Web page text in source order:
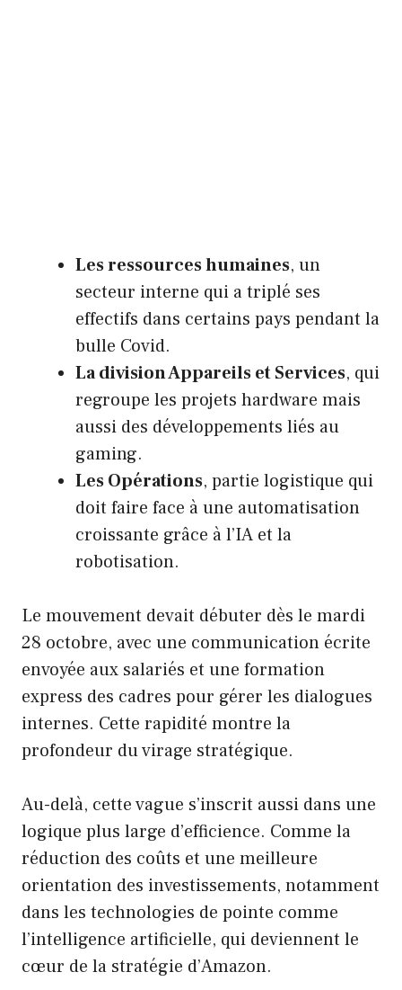
Les ressources humaines, un
secteur interne qui a triplé ses
effectifs dans certains pays pendant la
bulle Covid.
La division Appareils et Services, qui
regroupe les projets hardware mais
aussi des développements liés au
gaming.
Les Opérations, partie logistique qui
doit faire face à une automatisation
croissante grâce à l’IA et la
robotisation.
Le mouvement devait débuter dès le mardi
28 octobre, avec une communication écrite
envoyée aux salariés et une formation
express des cadres pour gérer les dialogues
internes. Cette rapidité montre la
profondeur du virage stratégique.
Au-delà, cette vague s’inscrit aussi dans une
logique plus large d’efficience. Comme la
réduction des coûts et une meilleure
orientation des investissements, notamment
dans les technologies de pointe comme
l’intelligence artificielle, qui deviennent le
cœur de la stratégie d’Amazon.